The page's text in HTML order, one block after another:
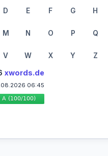
D E F G H
M N O P Q
V W X Y Z
xwords.de
06:45